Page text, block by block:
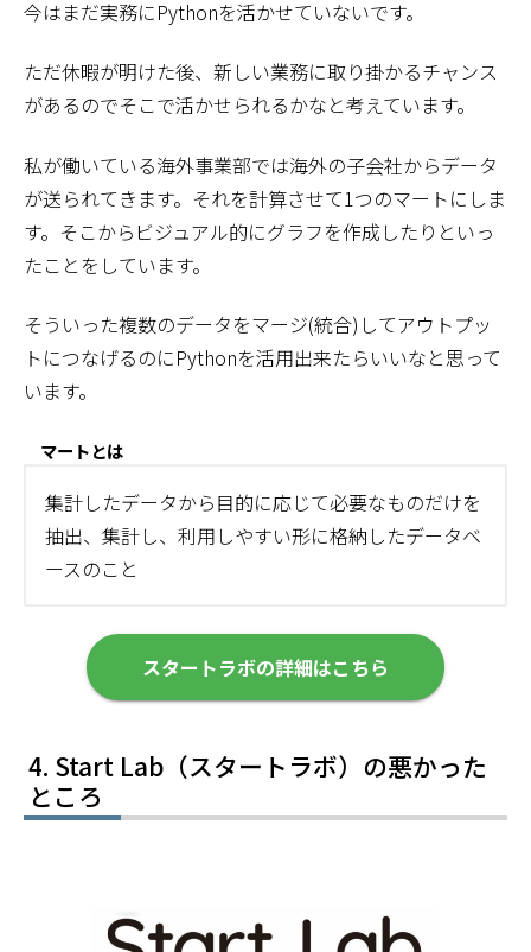
今はまだ実務にPythonを活かせていないです。
ただ休暇が明けた後、新しい業務に取り掛かるチャンス
があるのでそこで活かせられるかなと考えています。
私が働いている海外事業部では海外の子会社からデータ
が送られてきます。それを計算させて1つのマートにしま
す。そこからビジュアル的にグラフを作成したりといっ
たことをしています。
そういった複数のデータをマージ(統合)してアウトプッ
トにつなげるのにPythonを活用出来たらいいなと思って
います。
マートとは
集計したデータから目的に応じて必要なものだけを
抽出、集計し、利用しやすい形に格納したデータベ
ースのこと
スタートラボの詳細はこちら
Start Lab（スタートラボ）の悪かった
ところ